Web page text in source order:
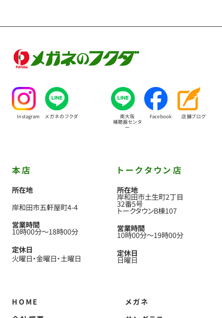
Instagram メガネのフクダ 南大阪
補聴器センタ
ー
Facebook 店舗ブログ
本店
所在地
岸和田市五軒屋町4-4
営業時間
10時00分〜18時00分
定休日
火曜日 金曜日 土曜日
トークタウン店
所在地
岸和田市土生町2丁目
32番5号
トークタウンB棟107
営業時間
10時00分〜19時00分
定休日
日曜日
HOME
メガネ